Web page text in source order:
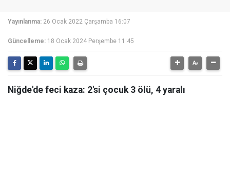
Yayınlanma: 26 Ocak 2022 Çarşamba 16:07
Güncelleme: 18 Ocak 2024 Perşembe 11:45
Niğde'de feci kaza: 2'si çocuk 3 ölü, 4 yaralı